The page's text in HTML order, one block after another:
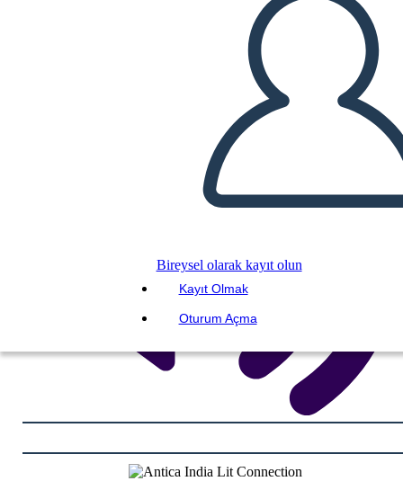
Bireysel olarak kayıt olun
Kayıt Olmak
Oturum Açma
SLAYT GÖSTERİSİNİ OYNAT
BENİ OKU